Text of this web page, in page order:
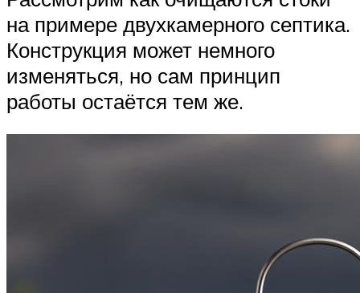
на примере двухкамерного септика.
Конструкция может немного
изменяться, но сам принцип
работы остаётся тем же.